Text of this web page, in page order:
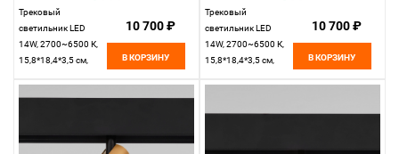
Трековый
светильник LED
14W, 2700~6500 К,
15,8*18,4*3,5 см,
10 700 ₽
В КОРЗИНУ
Трековый
светильник LED
14W, 2700~6500 К,
15,8*18,4*3,5 см,
10 700 ₽
В КОРЗИНУ